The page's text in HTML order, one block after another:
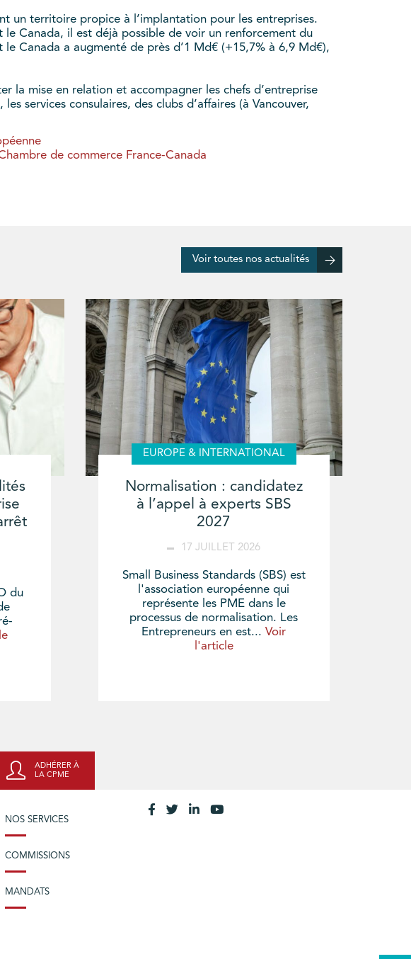
un territoire propice à l’implantation pour les entreprises.
le Canada, il est déjà possible de voir un renforcement du
Canada a augmenté de près d’1 Md€ (+15,7% à 6,9 Md€),
la mise en relation et accompagner les chefs d’entreprise
services consulaires, des clubs d’affaires (à Vancouver,
de commerce France-Canada
Voir toutes nos actualités
du
EUROPE & INTERNATIONAL
Normalisation : candidatez
à l’appel à experts SBS
2027
17 JUILLET 2026
Small Business Standards (SBS) est
l'association européenne qui
représente les PME dans le
processus de normalisation. Les
Entrepreneurs en est...Voir
l'article
ADHÉRER À
LA CPME
NOS SERVICES
COMMISSIONS
MANDATS